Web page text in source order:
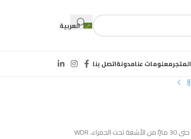
العربية
المتجرمعلومات عنامدونةاتصل بنا
1/2.8 بوصة، 2.0 ميجابكسل، مسح تقدمي، CMOS 2.8 مم، حتى 30 مترًا من الأشعة تحت الحمراء، WDR